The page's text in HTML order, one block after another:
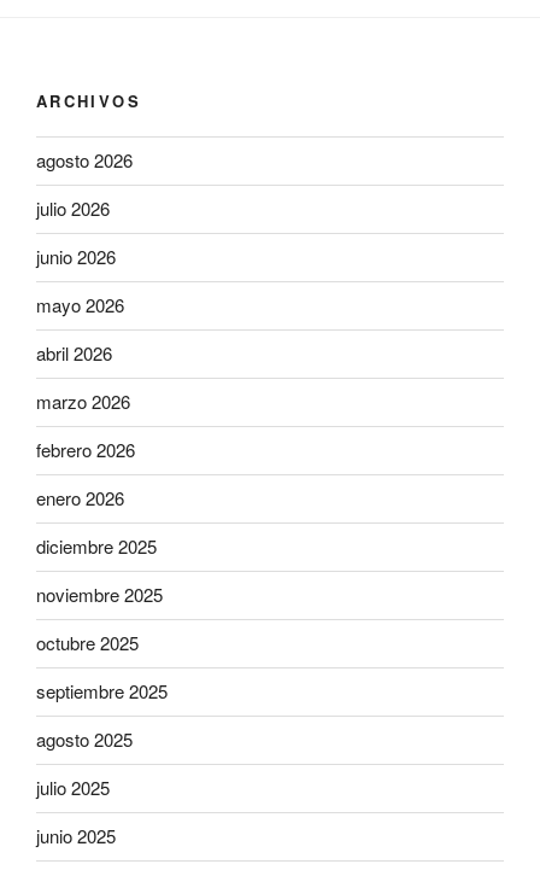
ARCHIVOS
agosto 2026
julio 2026
junio 2026
mayo 2026
abril 2026
marzo 2026
febrero 2026
enero 2026
diciembre 2025
noviembre 2025
octubre 2025
septiembre 2025
agosto 2025
julio 2025
junio 2025